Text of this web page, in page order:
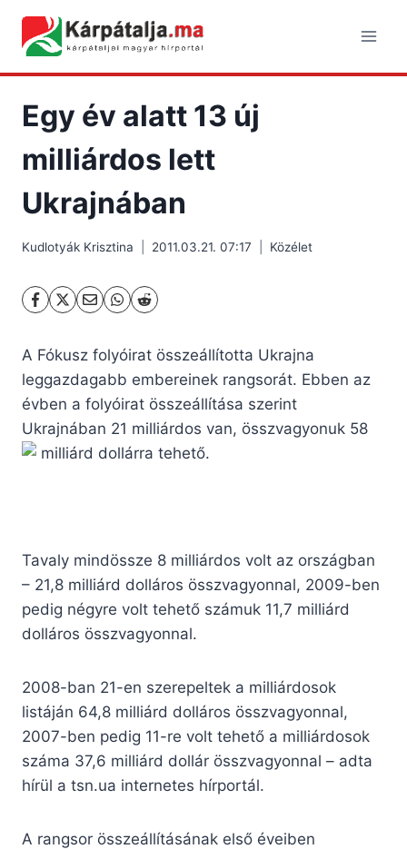
content
Egy év alatt 13 új
milliárdos lett
Ukrajnában
Kudlotyák Krisztina 2011.03.21. 07:17 Közélet
A Fókusz folyóirat összeállította Ukrajna
leggazdagabb embereinek rangsorát. Ebben az
évben a folyóirat összeállítása szerint
Ukrajnában 21 milliárdos van, összvagyonuk 58
milliárd dollárra tehető.
Tavaly mindössze 8 milliárdos volt az országban
– 21,8 milliárd dolláros összvagyonnal, 2009-ben
pedig négyre volt tehető számuk 11,7 milliárd
dolláros összvagyonnal.
2008-ban 21-en szerepeltek a milliárdosok
listáján 64,8 milliárd dolláros összvagyonnal,
2007-ben pedig 11-re volt tehető a milliárdosok
száma 37,6 milliárd dollár összvagyonnal – adta
hírül a tsn.ua internetes hírportál.
A rangsor összeállításának első éveiben